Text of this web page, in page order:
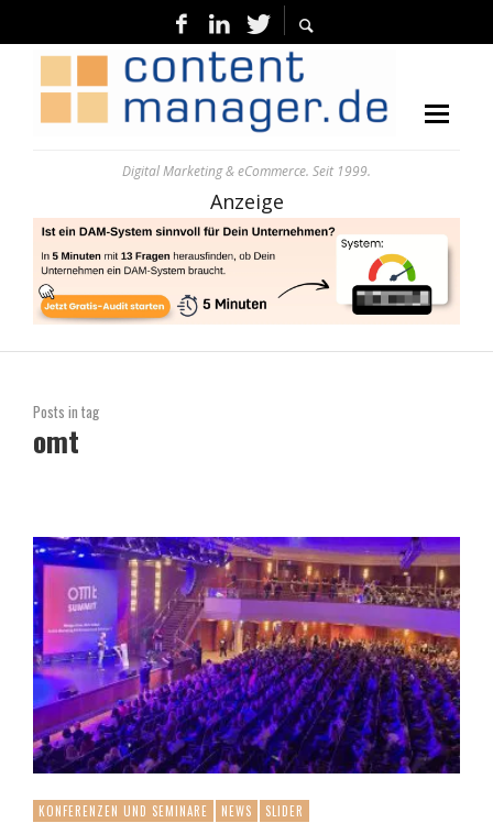
Digital Marketing & eCommerce. Seit 1999.
Anzeige
Posts in tag
omt
KONFERENZEN UND SEMINARE NEWS SLIDER